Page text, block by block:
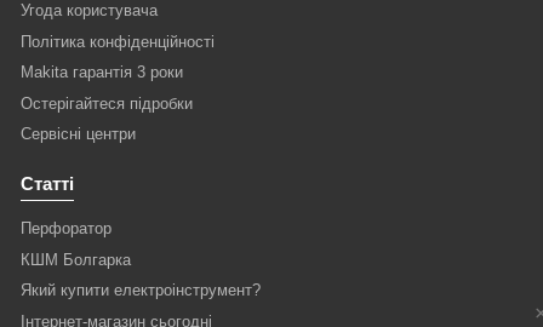
Угода користувача
Політика конфіденційності
Makita гарантія 3 роки
Остерігайтеся підробки
Сервісні центри
Статті
Перфоратор
КШМ Болгарка
Який купити електроінструмент?
Інтернет-магазин сьогодні